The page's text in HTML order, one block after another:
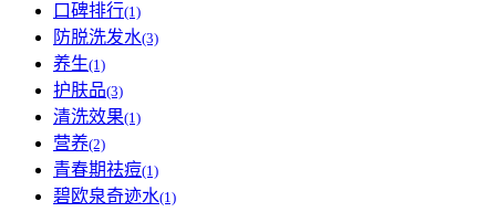
口碑排行(1)
防脱洗发水(3)
养生(1)
护肤品(3)
清洗效果(1)
营养(2)
青春期祛痘(1)
碧欧泉奇迹水(1)